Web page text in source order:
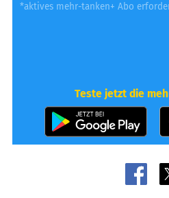
*aktives mehr-tanken+ Abo
Teste jetzt die